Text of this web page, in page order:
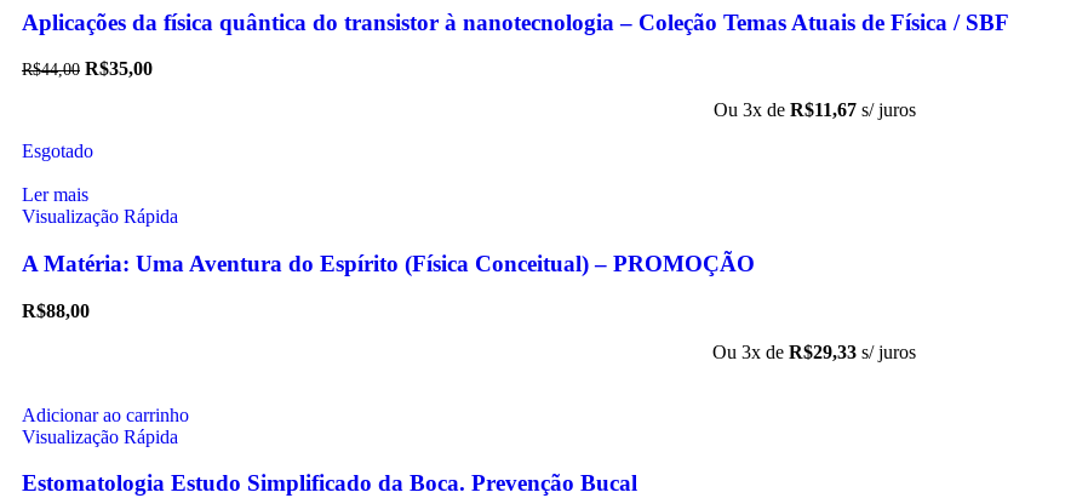
Aplicações da física quântica do transistor à nanotecnologia – Coleção Temas Atuais de Física / SBF
R$44,00 R$35,00
Ou 3x de R$11,67 s/ juros
Esgotado
Ler mais
Visualização Rápida
A Matéria: Uma Aventura do Espírito (Física Conceitual) – PROMOÇÃO
R$88,00
Ou 3x de R$29,33 s/ juros
Adicionar ao carrinho
Visualização Rápida
Estomatologia Estudo Simplificado da Boca. Prevenção Bucal